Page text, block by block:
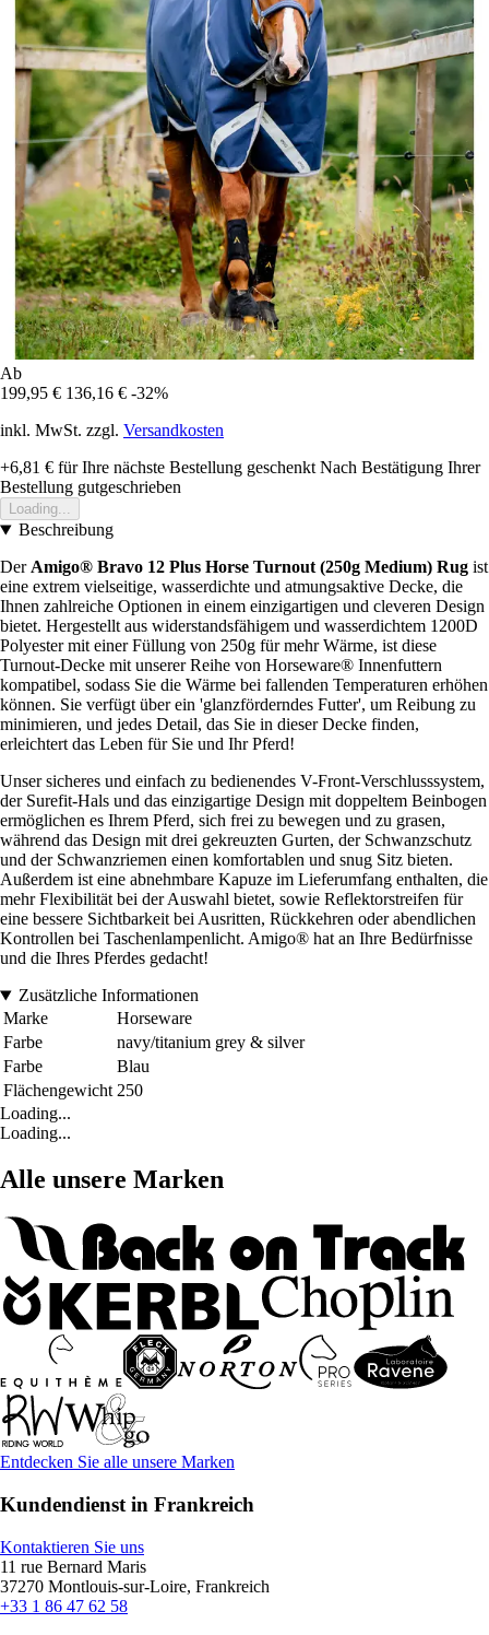
Ab
199,95 € 136,16 € -32%
inkl. MwSt. zzgl. Versandkosten
+6,81 € für Ihre nächste Bestellung geschenkt Nach Bestätigung Ihrer
Bestellung gutgeschrieben
Loading...
Beschreibung
Der Amigo® Bravo 12 Plus Horse Turnout (250g Medium) Rug ist
eine extrem vielseitige, wasserdichte und atmungsaktive Decke, die
Ihnen zahlreiche Optionen in einem einzigartigen und cleveren Design
bietet. Hergestellt aus widerstandsfähigem und wasserdichtem 1200D
Polyester mit einer Füllung von 250g für mehr Wärme, ist diese
Turnout-Decke mit unserer Reihe von Horseware® Innenfuttern
kompatibel, sodass Sie die Wärme bei fallenden Temperaturen erhöhen
können. Sie verfügt über ein 'glanzförderndes Futter', um Reibung zu
minimieren, und jedes Detail, das Sie in dieser Decke finden,
erleichtert das Leben für Sie und Ihr Pferd!
Unser sicheres und einfach zu bedienendes V-Front-Verschlusssystem,
der Surefit-Hals und das einzigartige Design mit doppeltem Beinbogen
ermöglichen es Ihrem Pferd, sich frei zu bewegen und zu grasen,
während das Design mit drei gekreuzten Gurten, der Schwanzschutz
und der Schwanzriemen einen komfortablen und snug Sitz bieten.
Außerdem ist eine abnehmbare Kapuze im Lieferumfang enthalten, die
mehr Flexibilität bei der Auswahl bietet, sowie Reflektorstreifen für
eine bessere Sichtbarkeit bei Ausritten, Rückkehren oder abendlichen
Kontrollen bei Taschenlampenlicht. Amigo® hat an Ihre Bedürfnisse
und die Ihres Pferdes gedacht!
Zusätzliche Informationen
Marke
Horseware
Farbe
navy/titanium grey & silver
Farbe
Blau
Flächengewicht 250
Loading...
Loading...
Alle unsere Marken
Entdecken Sie alle unsere Marken
Kundendienst in Frankreich
Kontaktieren Sie uns
11 rue Bernard Maris
37270 Montlouis-sur-Loire, Frankreich
+33 1 86 47 62 58